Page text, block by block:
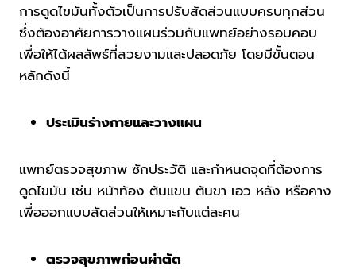
การดูดไขมันทั้งตัวเป็นการปรับสัดส่วนแบบครบทุกส่วน
ซึ่งต้องอาศัยการวางแผนร่วมกับแพทย์อย่างรอบคอบ
เพื่อให้ได้ผลลัพธ์ที่สวยงามและปลอดภัย โดยมีขั้นตอน
หลักดังนี้
ประเมินร่างกายและวางแผน
แพทย์ตรวจสุขภาพ ซักประวัติ และกำหนดจุดที่ต้องการ
ดูดไขมัน เช่น หน้าท้อง ต้นแขน ต้นขา เอว หลัง หรือคาง
เพื่อออกแบบสัดส่วนให้เหมาะกับแต่ละคน
ตรวจสุขภาพก่อนผ่าตัด